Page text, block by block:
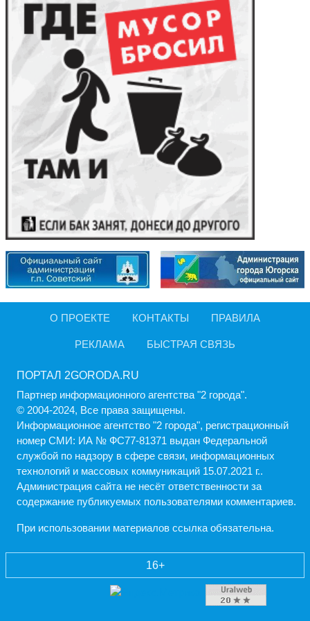
О ПРОЕКТЕ КОНТАКТЫ ПРАВИЛА
РЕКЛАМА БЫСТРАЯ СВЯЗЬ
ПОРТАЛ 2GORODA.RU
Партнер информационного агентства "2 города".
© 2004-2024, Все права защищены.
Информационное агентство "2 города", регистрационный
номер СМИ: ИА № ФС77-81371 выдан Федеральной
службой по надзору в сфере связи, информационных
технологий и массовых коммуникаций 15.07.2021 г..
Администрация cайта не несёт ответственности за
содержание публикуемых пользователями комментариев.
При использовании материалов ссылка обязательна.
16+